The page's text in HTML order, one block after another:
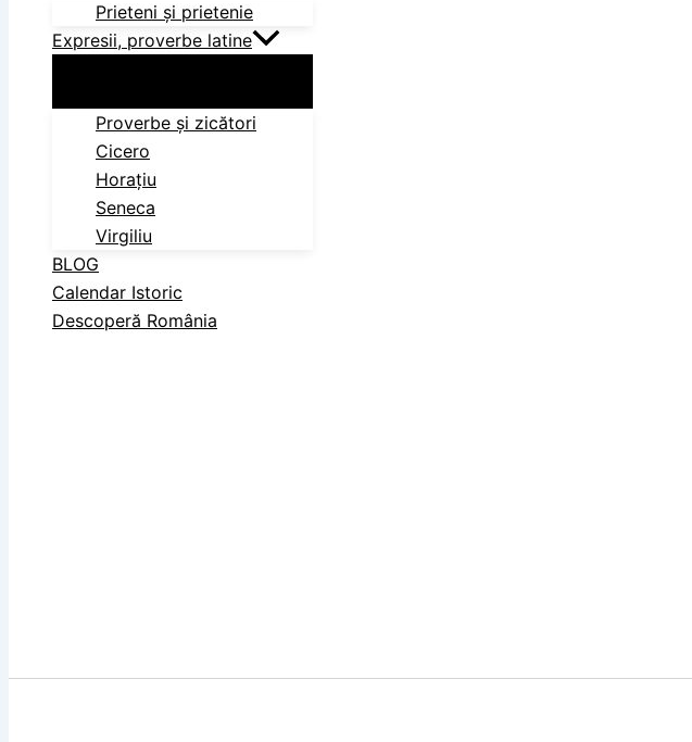
Prieteni și prietenie
Expresii, proverbe latine
Proverbe și zicători
Cicero
Horațiu
Seneca
Virgiliu
BLOG
Calendar Istoric
Descoperă România